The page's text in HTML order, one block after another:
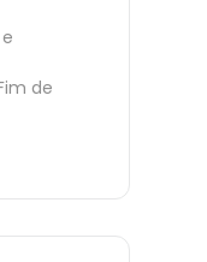
de